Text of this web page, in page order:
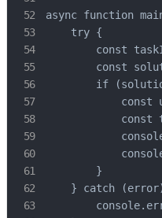
async function
    try {
const
const
if
const
const
        }
} catch